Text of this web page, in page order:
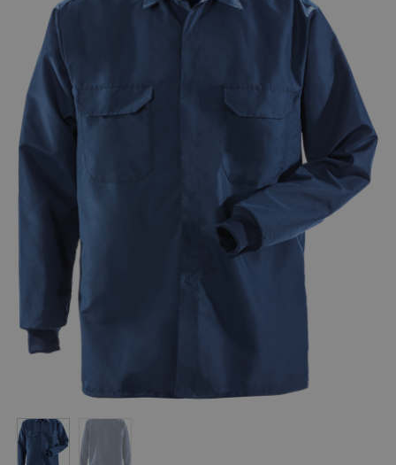
Syften
Profilkläder
Mitt konto